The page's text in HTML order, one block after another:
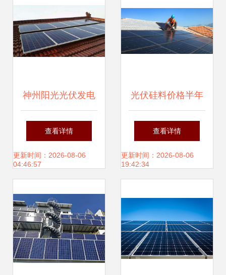
神州阳光光伏发电
保护农村环境的绿
色引擎
查看详情
更新时间：2026-08-06
04:46:57
光伏硅料价格半年
飙涨超140%引热
议，产业链安全成
查看详情
更新时间：2026-08-06
19:42:34